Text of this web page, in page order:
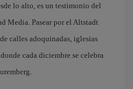
lo alto, es un testimonio del
Media. Pasear por el Altstadt
calles adoquinadas, iglesias
cada diciembre se celebra